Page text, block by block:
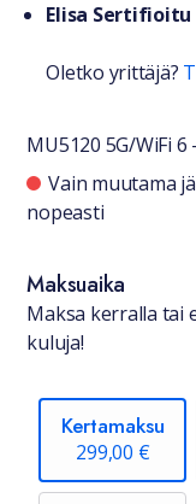
Elisa
Oletko yrittäjä?
MU5120 5G/WiFi
Vain muutama
nopeasti
Maksuaika
Maksa kerralla tai
kuluja!
Kertamaksu
299,00 €